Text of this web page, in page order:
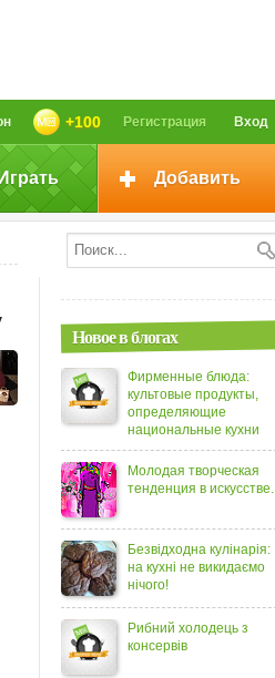
Вход
Регистрация
+100
Добавить
Новое в блогах
Фирменные блюда:
культовые продукты,
определяющие
национальные кухни
Молодая творческая
тенденция в искусстве.
Безвідходна кулінарія:
на кухні не викидаємо
нічого!
Рибний холодець з
консервів